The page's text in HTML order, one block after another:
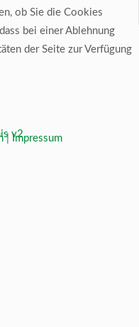
ob Sie die Cookies
bei einer Ablehnung
der Seite zur Verfügung
| Impressum